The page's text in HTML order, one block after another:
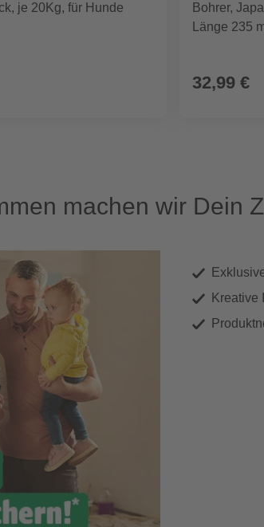
je 20Kg, für Hunde
Bohrer,
Länge 235
32,99 €
machen wir Dein
Kreative